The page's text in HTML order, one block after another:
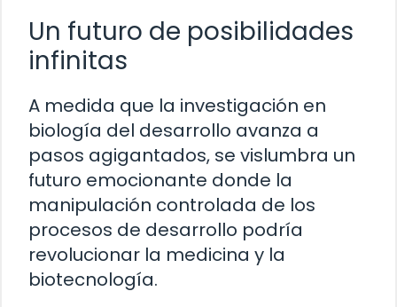
Un futuro de posibilidades
infinitas
A medida que la investigación en
biología del desarrollo avanza a
pasos agigantados, se vislumbra un
futuro emocionante donde la
manipulación controlada de los
procesos de desarrollo podría
revolucionar la medicina y la
biotecnología.